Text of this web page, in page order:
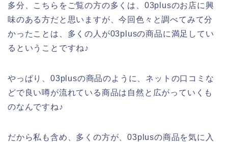
多分、こちらをご覧の方の多くは、03plusのお店に興
味のある方だと思いますが、今回色々と調べてみて分
かったことは、多くの人が03plusの商品に満足してい
るということですね♪
やっぱり、03plusの商品のように、ネットの口コミな
どで良い噂が流れている商品は自然と広がっていくも
のなんですね♪
だから私も含め、多くの方が、03plusの商品を気に入